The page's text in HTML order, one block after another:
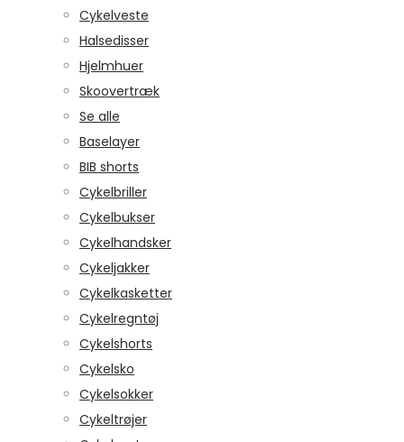
Cykelveste
Halsedisser
Hjelmhuer
Skoovertræk
Se alle
Baselayer
BIB shorts
Cykelbriller
Cykelbukser
Cykelhandsker
Cykeljakker
Cykelkasketter
Cykelregntøj
Cykelshorts
Cykelsko
Cykelsokker
Cykeltrøjer